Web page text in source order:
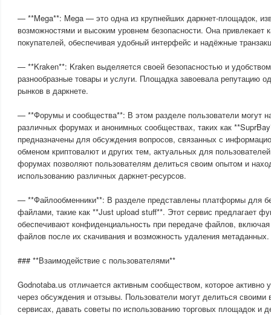
— **Mega**: Mega — это одна из крупнейших даркнет-площадок,
возможностями и высоким уровнем безопасности. Она привлекает
покупателей, обеспечивая удобный интерфейс и надёжные
— **Kraken**: Kraken выделяется своей безопасностью и
разнообразные товары и услуги. Площадка завоевала репутацию
рынков в даркнете.
— **Форумы и сообщества**: В этом разделе пользователи могут
различных форумах и анонимных сообществах, таких как
предназначены для обсуждения вопросов, связанных с
обменом криптовалют и других тем, актуальных для
форумах позволяют пользователям делиться своим опытом и
использованию различных даркнет-ресурсов.
— **Файлообменники**: В разделе представлены платформы для
файлами, такие как **Just upload stuff**. Этот сервис предлагает
обеспечивают конфиденциальность при передаче файлов,
файлов после их скачивания и возможность удаления метаданных.
### **Взаимодействие с пользователями**
Godnotaba.us отличается активным сообществом, которое активно
через обсуждения и отзывы. Пользователи могут делиться своими
сервисах, давать советы по использованию торговых площадок и